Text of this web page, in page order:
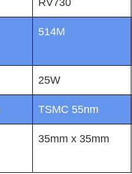
RV730
514M
25W
TSMC 55nm
35mm x 35mm